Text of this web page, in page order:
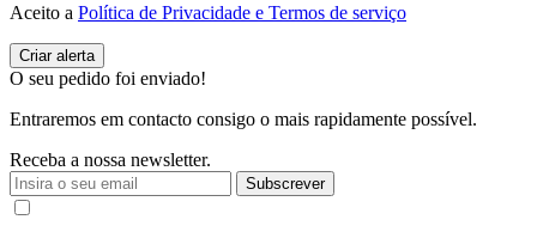
Aceito a Política de Privacidade e Termos de serviço
O seu pedido foi enviado!
Entraremos em contacto consigo o mais rapidamente possível.
Receba a nossa newsletter.
Subscrever